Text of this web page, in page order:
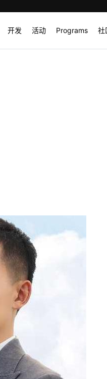
开发 活动 Programs 社